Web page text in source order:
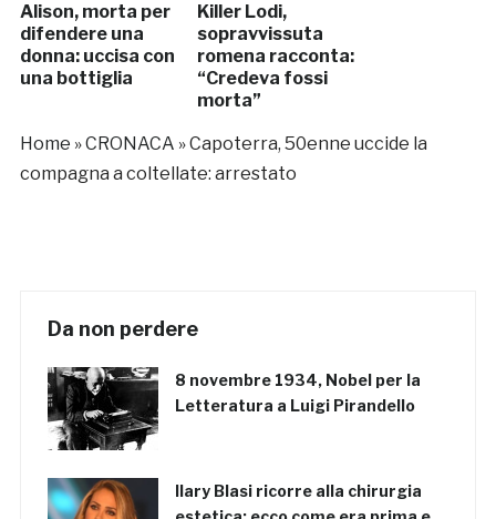
Alison, morta per
difendere una
donna: uccisa con
una bottiglia
Killer Lodi,
sopravvissuta
romena racconta:
“Credeva fossi
morta”
Home »CRONACA »Capoterra, 50enne uccide la
compagna a coltellate: arrestato
Da non perdere
8 novembre 1934, Nobel per la
Letteratura a Luigi Pirandello
Ilary Blasi ricorre alla chirurgia